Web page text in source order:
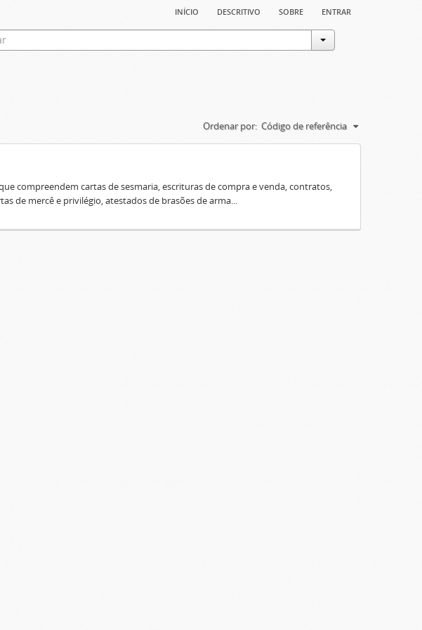
início descritivo sobre entrar
Ordenar por: Código de referência
compreendem cartas de sesmaria, escrituras de compra e venda, contratos,
de mercê e privilégio, atestados de brasões de arma...